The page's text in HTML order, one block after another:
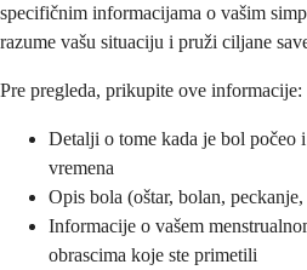
specifičnim informacijama o vašim
razume vašu situaciju i pruži ciljane
Pre pregleda, prikupite ove informacije:
Detalji o tome kada je bol počeo
vremena
Opis bola (oštar, bolan,
Informacije o vašem
obrascima koje ste primetili